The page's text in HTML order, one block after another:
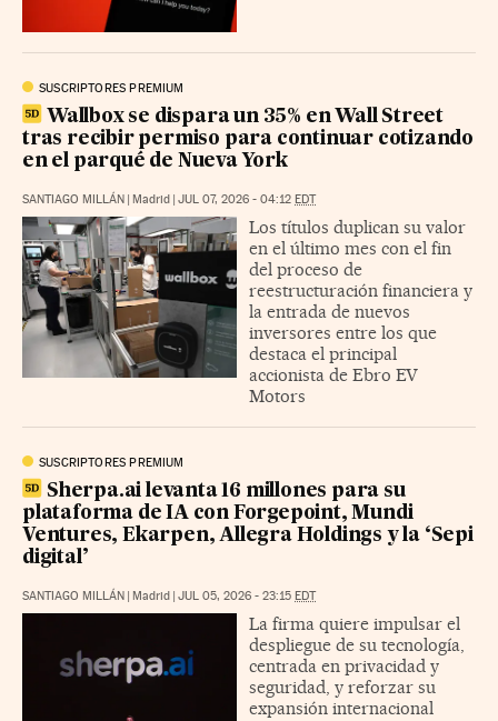
SUSCRIPTORES PREMIUM
Wallbox se dispara un 35% en Wall Street
tras recibir permiso para continuar cotizando
en el parqué de Nueva York
SANTIAGO MILLÁN Madrid JUL 07, 2026 - 04:12 EDT
Los títulos duplican su valor
en el último mes con el fin
del proceso de
reestructuración financiera y
la entrada de nuevos
inversores entre los que
destaca el principal
accionista de Ebro EV
Motors
SUSCRIPTORES PREMIUM
Sherpa.ai levanta 16 millones para su
plataforma de IA con Forgepoint, Mundi
Ventures, Ekarpen, Allegra Holdings y la ‘Sepi
digital’
SANTIAGO MILLÁN Madrid JUL 05, 2026 - 23:15 EDT
La firma quiere impulsar el
despliegue de su tecnología,
centrada en privacidad y
seguridad, y reforzar su
expansión internacional